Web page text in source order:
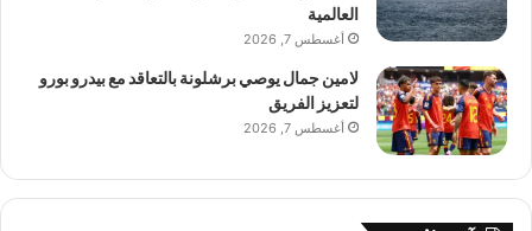
العالمية
أغسطس 7, 2026
لامين جمال يوصي برشلونة بالتعاقد مع بيدرو بورو
لتعزيز الفريق
أغسطس 7, 2026